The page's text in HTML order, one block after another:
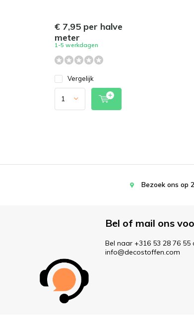
€ 7,95 per halve
meter
1-5 werkdagen
Vergelijk
Bezoek ons op
Bel of mail ons
Bel naar +316 53 28 76
info@decostoffen.com